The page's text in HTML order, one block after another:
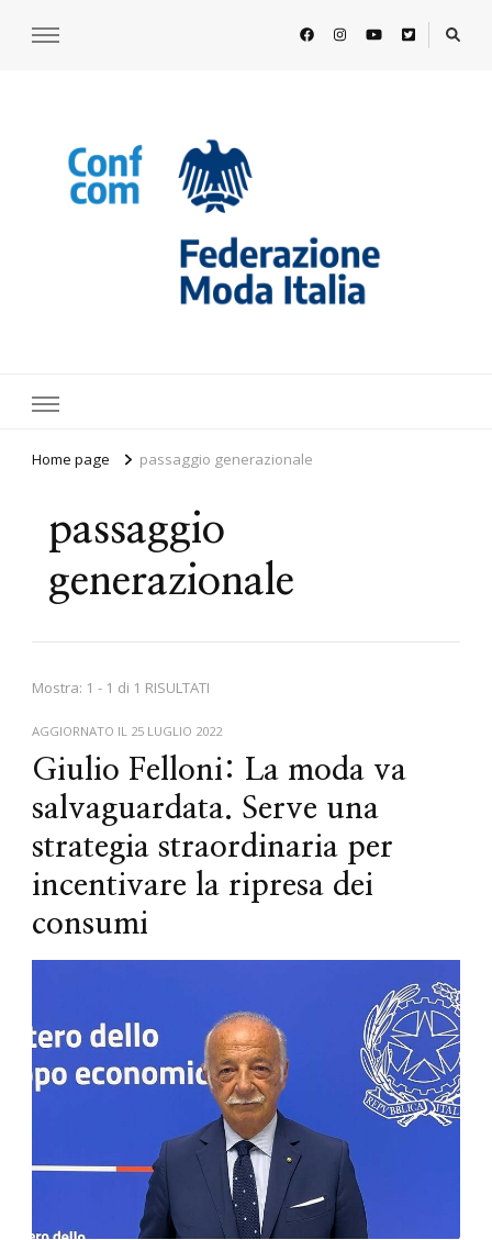
Home page passaggio generazionale
passaggio
generazionale
Mostra: 1 - 1 di 1 RISULTATI
AGGIORNATO IL 25 LUGLIO 2022
Giulio Felloni: La moda va
salvaguardata. Serve una
strategia straordinaria per
incentivare la ripresa dei
consumi